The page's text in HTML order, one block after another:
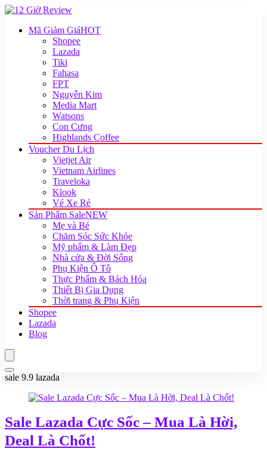
Mã Giảm GiáHOT
Shopee
Lazada
Tiki
Fahasa
FPT
Nguyễn Kim
Media Mart
Watsons
Con Cưng
Highlands Coffee
Voucher Du Lịch
Vietjet Air
Vietnam Airlines
Traveloka
Klook
Vé Xe Rẻ
Sản Phẩm SaleNEW
Mẹ và Bé
Chăm Sóc Sức Khỏe
Mỹ phẩm & Làm Đẹp
Nhà cửa & Đời Sống
Phụ Kiện Ô Tô
Thực Phẩm & Bách Hóa
Thiết Bị Gia Dụng
Thời trang & Phụ Kiện
Shopee
Lazada
Blog
sale 9.9 lazada
Sale Lazada Cực Sốc – Mua Là Hời,
Deal Là Chốt!